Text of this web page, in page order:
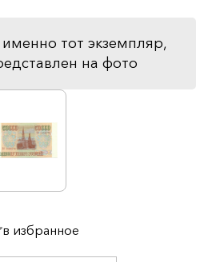
тот экземпляр,
на фото
в избранное